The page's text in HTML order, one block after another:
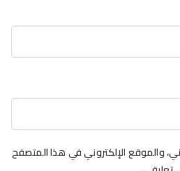
والموقع الإلكتروني في هذا المتصفح